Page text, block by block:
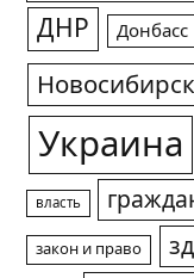
ДНР Донбасс
Новосибирск
Украина
власть
закон и право